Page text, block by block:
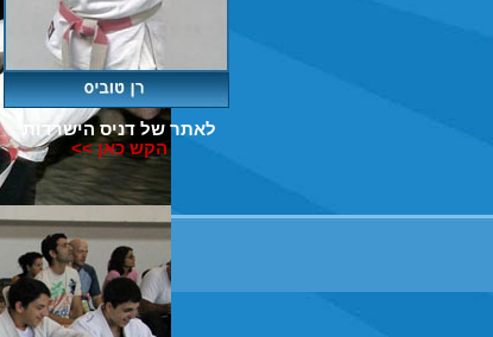
לאתר של דניס הישרדות
הקש כאן >>